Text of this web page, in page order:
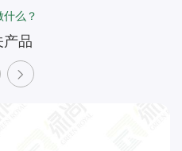
么？
品